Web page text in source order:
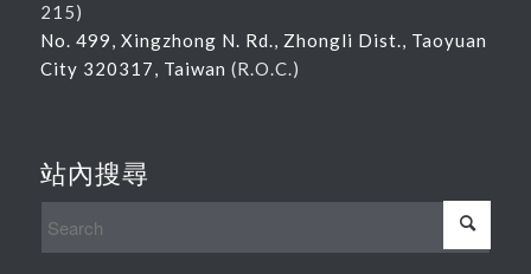
215)
No. 499, Xingzhong N. Rd., Zhongli Dist., Taoyuan
City 320317, Taiwan (R.O.C.)
站內搜尋